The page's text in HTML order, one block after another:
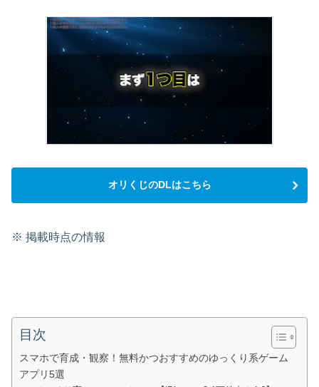
オリくじのDLはこちら
※ 掲載時点の情報
目次
スマホで育成・観察！無料かつおすすめのゆっくり系ゲーム
アプリ5選